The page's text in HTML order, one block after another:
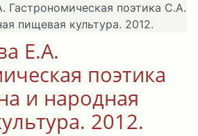
Гастрономическая поэтика С.А.
пищевая культура. 2012.
Е.А.
поэтика
и народная
2012.